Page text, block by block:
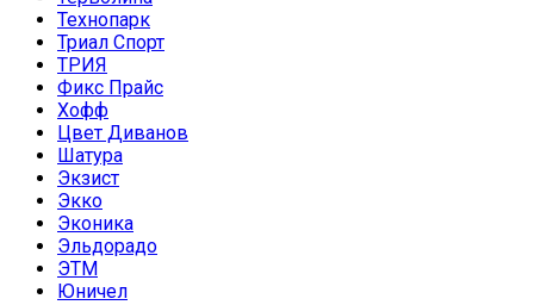
Технопарк
Триал Спорт
ТРИЯ
Фикс Прайс
Хофф
Цвет Диванов
Шатура
Экзист
Экко
Эконика
Эльдорадо
ЭТМ
Юничел